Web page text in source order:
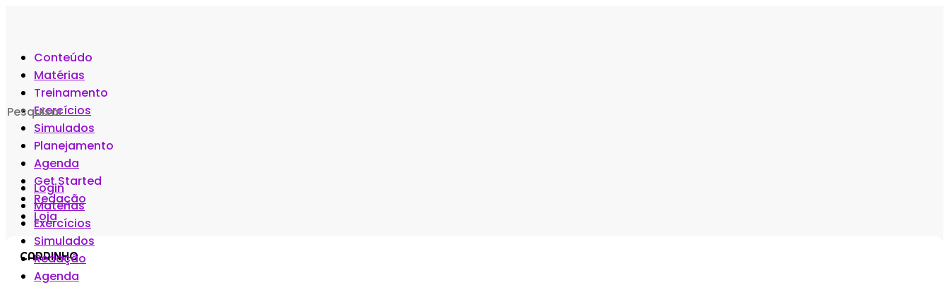
Conteúdo
Matérias
Treinamento
Exercícios
Simulados
Planejamento
Agenda
Get Started
Redação
Loja
CARRINHO
Search
for:
Login
Matérias
Exercícios
Simulados
Redação
Agenda